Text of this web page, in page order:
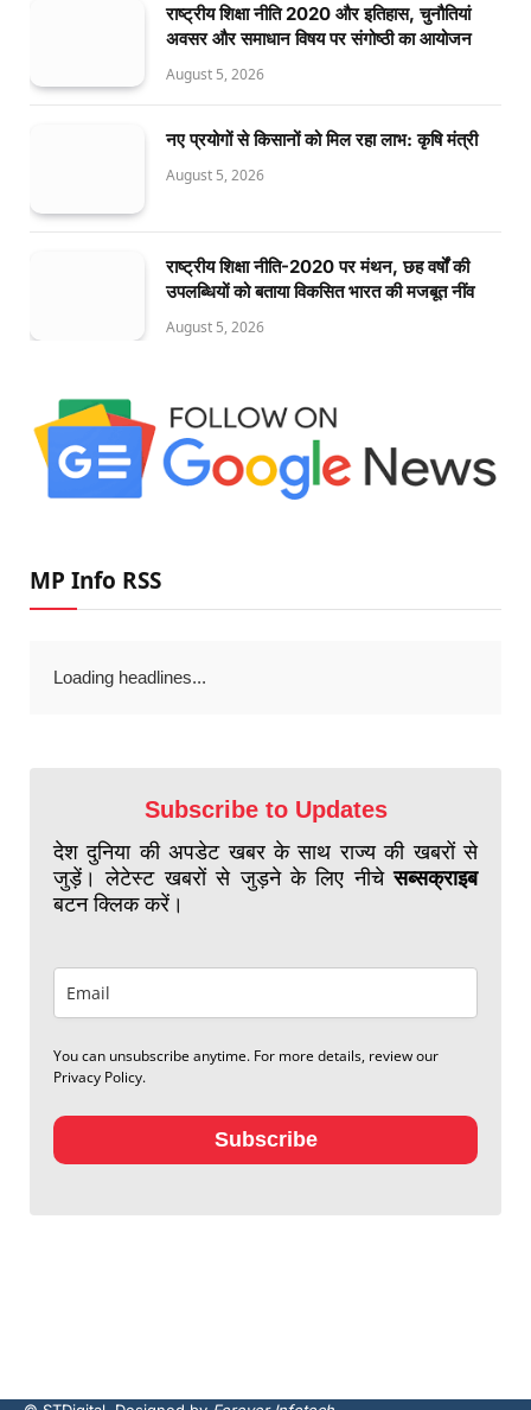
राष्ट्रीय शिक्षा नीति 2020 और इतिहास, चुनौतियां
अवसर और समाधान विषय पर संगोष्ठी का आयोजन
August 5, 2026
नए प्रयोगों से किसानों को मिल रहा लाभ: कृषि मंत्री
August 5, 2026
राष्ट्रीय शिक्षा नीति-2020 पर मंथन, छह वर्षों की
उपलब्धियों को बताया विकसित भारत की मजबूत नींव
August 5, 2026
MP Info RSS
Loading headlines...
Subscribe to Updates
देश दुनिया की अपडेट खबर के साथ राज्य की खबरों से
जुड़ें। लेटेस्ट खबरों से जुड़ने के लिए नीचेसब्सक्राइब
बटन क्लिक करें।
You can unsubscribe anytime. For more details, review our
Privacy Policy.
Subscribe